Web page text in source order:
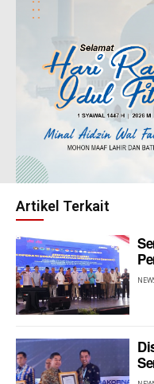
Artikel Terkait